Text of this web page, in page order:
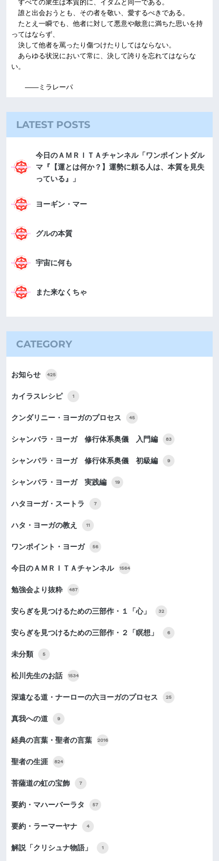
すべての衆生は本質的に、イダムと同一である。
誰と出会おうとも、その者を敬い、愛するべきである。
たとえ一瞬でも、他者に対して悪意や敵意に満ちた思いを持
ってはならず、
決して他者を罵ったり傷つけたりしてはならない。
あらゆる状況において常に、決して誇りを忘れてはならな
い。
――ミラレーパ
LATEST POSTS
今日のＡＭＲＩＴＡチャンネル「ワンポイントダル
マ『【運とは何か？】運勢に頼る人は、本質を見失
っている』」
ヨーギン・マー
グルの本質
宇宙に何も
また来なくちゃ
CATEGORY
お知らせ 425
カイラスレシピ 1
クンダリニー・ヨーガのプロセス 45
シャンバラ・ヨーガ 修行体系奥儀 入門編 83
シャンバラ・ヨーガ 修行体系奥儀 初級編 9
シャンバラ・ヨーガ 実践編 19
ハタヨーガ・スートラ 7
ハタ・ヨーガの教え 11
ワンポイント・ヨーガ 56
今日のＡＭＲＩＴＡチャンネル 1564
勉強会より抜粋 487
安らぎを見つけるための三部作・１「心」 32
安らぎを見つけるための三部作・２「瞑想」 6
未分類 5
松川先生のお話 1534
深遠なる道・ナーローの六ヨーガのプロセス 25
真我への道 9
経典の言葉・聖者の言葉 2016
聖者の生涯 824
菩薩道の虹の宝飾 7
要約・マハーバーラタ 57
要約・ラーマーヤナ 4
解説「クリシュナ物語」 1